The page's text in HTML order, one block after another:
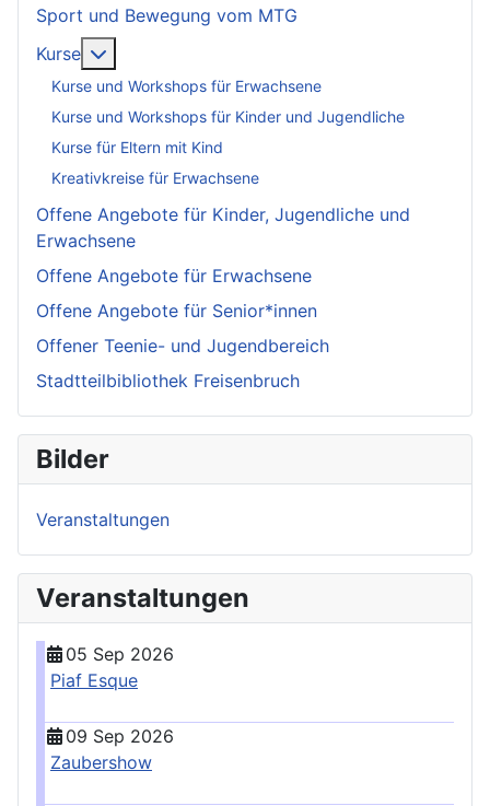
Sport und Bewegung vom MTG
Kurse
Kurse und Workshops für Erwachsene
Kurse und Workshops für Kinder und Jugendliche
Kurse für Eltern mit Kind
Kreativkreise für Erwachsene
Offene Angebote für Kinder, Jugendliche und
Erwachsene
Offene Angebote für Erwachsene
Offene Angebote für Senior*innen
Offener Teenie- und Jugendbereich
Stadtteilbibliothek Freisenbruch
Bilder
Veranstaltungen
Veranstaltungen
05 Sep 2026
Piaf Esque
09 Sep 2026
Zaubershow